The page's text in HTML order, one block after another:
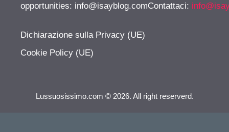
opportunities: info@isayblog.comContattaci:
Dichiarazione sulla Privacy (UE)
Cookie Policy (UE)
Lussuosissimo.com © 2026. All right reserverd.